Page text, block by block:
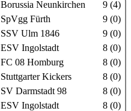
Borussia Neunkirchen
9 (4)
SpVgg Fürth
9 (0)
SSV Ulm 1846
9 (0)
ESV Ingolstadt
8 (0)
FC 08 Homburg
8 (0)
Stuttgarter Kickers
8 (0)
SV Darmstadt 98
8 (0)
ESV Ingolstadt
8 (0)